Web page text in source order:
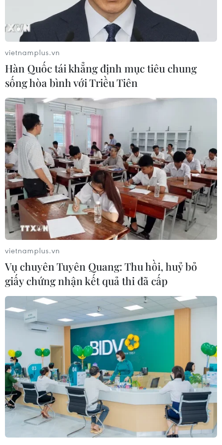
Hội nghị quốc tế tái thiết Gaza sẽ bác bỏ
nỗ lực di dời người Palestine
06/03/2025 23:31
Hội nghị đã công bố kế hoạch toàn diện gồm 3 giai
đoạn nhằm khôi phục Dải Gaza, đồng thời đảm bảo
người Palestine vẫn ở lại trên vùng đất lịch sử của mình
và bác bỏ mọi nỗ lực nhằm di dời họ.
Tổng thống Trump ra “tối hậu thư” yêu
cầu các thủ lĩnh Hamas rời khỏi Dải Gaza
vietnamplus.vn
Hàn Quốc tái khẳng định mục tiêu chung
sống hòa bình với Triều Tiên
vietnamplus.vn
Vụ chuyên Tuyên Quang: Thu hồi, huỷ bỏ
giấy chứng nhận kết quả thi đã cấp